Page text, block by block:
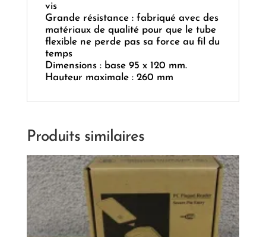
vis
Grande résistance : fabriqué avec des
matériaux de qualité pour que le tube
flexible ne perde pas sa force au fil du
temps
Dimensions : base 95 x 120 mm.
Hauteur maximale : 260 mm
Produits similaires